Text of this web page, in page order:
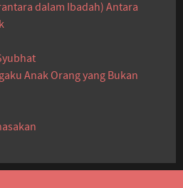
dalam Ibadah) Antara
Anak Orang yang Bukan